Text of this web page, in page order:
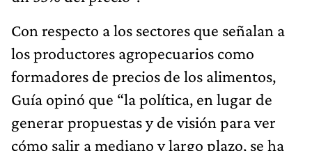
Con respecto a los sectores que señalan a
los productores agropecuarios como
formadores de precios de los alimentos,
Guía opinó que “la política, en lugar de
generar propuestas y de visión para ver
cómo salir a mediano y largo plazo, se ha